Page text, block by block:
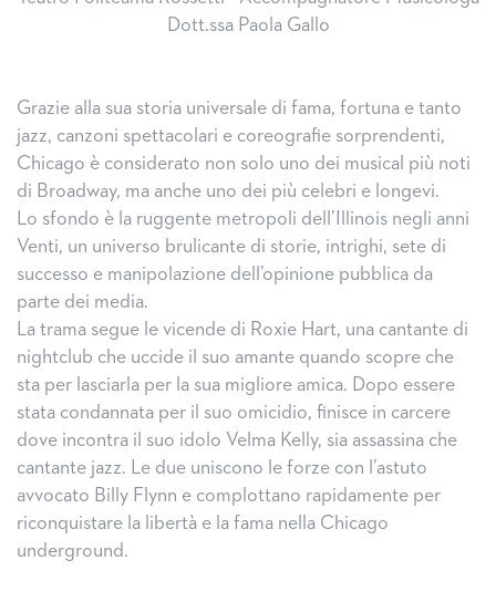
Dott.ssa Paola Gallo
Grazie alla sua storia universale di fama, fortuna e tanto
jazz, canzoni spettacolari e coreografie sorprendenti,
Chicago è considerato non solo uno dei musical più noti
di Broadway, ma anche uno dei più celebri e longevi.
Lo sfondo è la ruggente metropoli dell’Illinois negli anni
Venti, un universo brulicante di storie, intrighi, sete di
successo e manipolazione dell’opinione pubblica da
parte dei media.
La trama segue le vicende di Roxie Hart, una cantante di
nightclub che uccide il suo amante quando scopre che
sta per lasciarla per la sua migliore amica. Dopo essere
stata condannata per il suo omicidio, finisce in carcere
dove incontra il suo idolo Velma Kelly, sia assassina che
cantante jazz. Le due uniscono le forze con l’astuto
avvocato Billy Flynn e complottano rapidamente per
riconquistare la libertà e la fama nella Chicago
underground.